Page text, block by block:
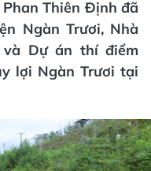
Thiên Định đã
Ngàn Trươi, Nhà
và Dự án thí điểm
lợi Ngàn Trươi tại